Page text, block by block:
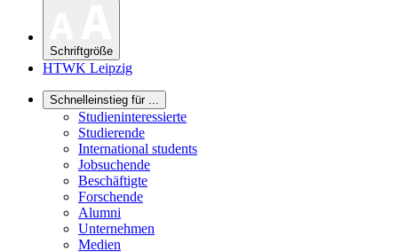
Schriftgröße
HTWK Leipzig
Schnelleinstieg für ...
Studieninteressierte
Studierende
International students
Jobsuchende
Beschäftigte
Forschende
Alumni
Unternehmen
Medien